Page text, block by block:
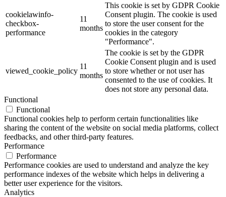
cookielawinfo-
checkbox-
performance
11
months
This cookie is set by GDPR Cookie
Consent plugin. The cookie is used
to store the user consent for the
cookies in the category
"Performance".
viewed_cookie_policy
11
months
The cookie is set by the GDPR
Cookie Consent plugin and is used
to store whether or not user has
consented to the use of cookies. It
does not store any personal data.
Functional
Functional
Functional cookies help to perform certain functionalities like
sharing the content of the website on social media platforms, collect
feedbacks, and other third-party features.
Performance
Performance
Performance cookies are used to understand and analyze the key
performance indexes of the website which helps in delivering a
better user experience for the visitors.
Analytics